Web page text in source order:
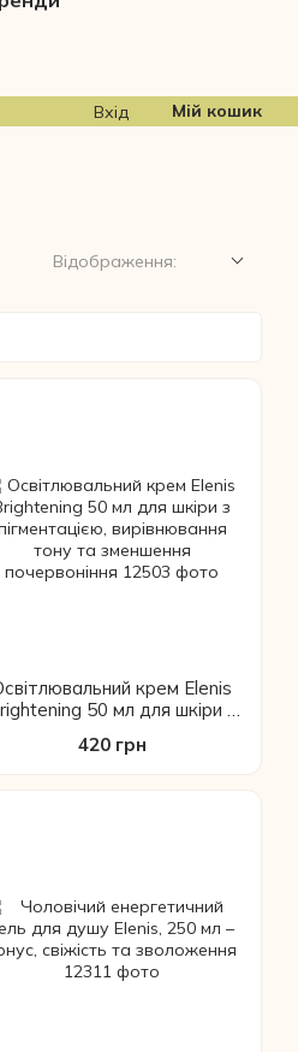
Вхід Мій кошик
Відображення:
крем Elenis
50 мл для шкіри з
тону та зменшення
почервоніння
420 грн